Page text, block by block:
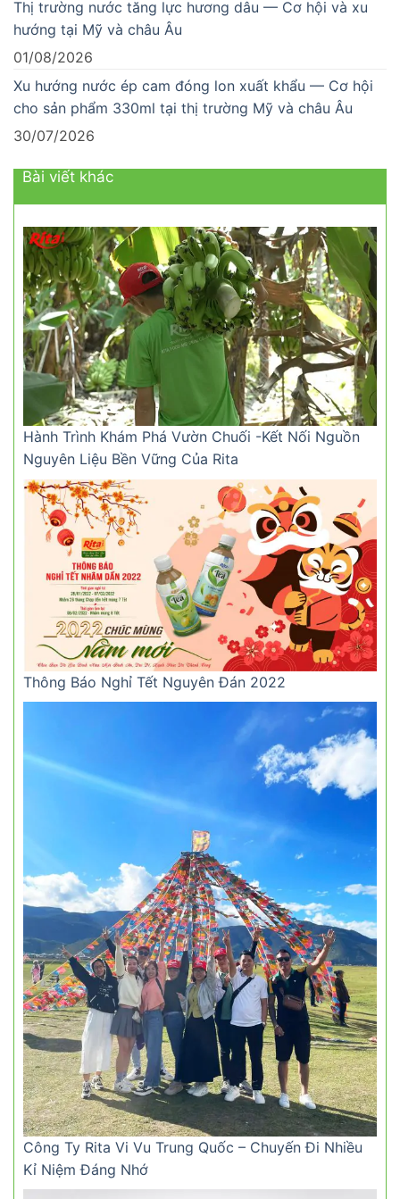
Thị trường nước tăng lực hương dâu — Cơ hội và xu
hướng tại Mỹ và châu Âu
01/08/2026
Xu hướng nước ép cam đóng lon xuất khẩu — Cơ hội
cho sản phẩm 330ml tại thị trường Mỹ và châu Âu
30/07/2026
Bài viết khác
Hành Trình Khám Phá Vườn Chuối -Kết Nối Nguồn
Nguyên Liệu Bền Vững Của Rita
Thông Báo Nghỉ Tết Nguyên Đán 2022
Công Ty Rita Vi Vu Trung Quốc – Chuyến Đi Nhiều
Kỉ Niệm Đáng Nhớ